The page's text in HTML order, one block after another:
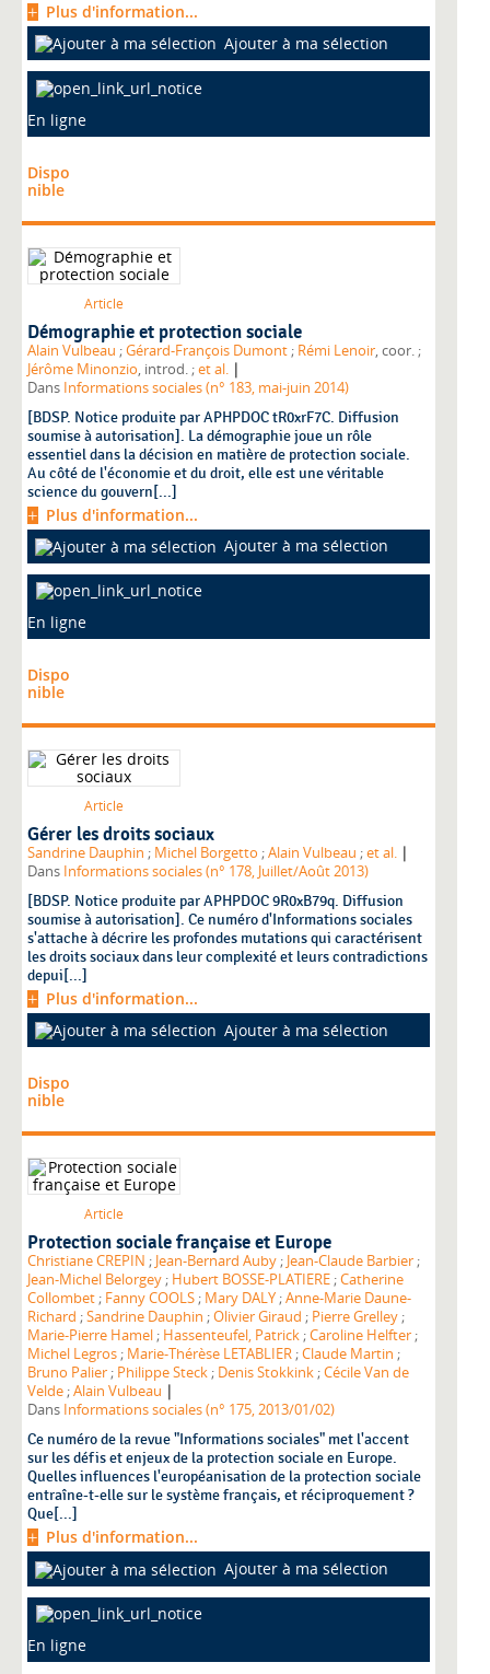
Plus d'information...
Ajouter à ma sélection
En ligne
Dispo
nible
Article
Démographie et protection sociale
Alain Vulbeau ;Gérard-François Dumont ; Rémi Lenoir
, coor. ;
Jérôme Minonzio
, introd. ;et al. |
Dans Informations sociales (n° 183, mai-juin 2014)
[BDSP. Notice produite par APHPDOC tR0xrF7C. Diffusion
soumise à autorisation]. La démographie joue un rôle
essentiel dans la décision en matière de protection sociale.
Au côté de l'économie et du droit, elle est une véritable
science du gouvern[...]
Plus d'information...
Ajouter à ma sélection
En ligne
Dispo
nible
Article
Gérer les droits sociaux
Sandrine Dauphin ; Michel Borgetto ;Alain Vulbeau ;et al. |
Dans Informations sociales (n° 178, Juillet/Août 2013)
[BDSP. Notice produite par APHPDOC 9R0xB79q. Diffusion
soumise à autorisation]. Ce numéro d'Informations sociales
s'attache à décrire les profondes mutations qui caractérisent
les droits sociaux dans leur complexité et leurs contradictions
depui[...]
Plus d'information...
Ajouter à ma sélection
Dispo
nible
Article
Protection sociale française et Europe
Christiane CREPIN ; Jean-Bernard Auby ; Jean-Claude Barbier ;
Jean-Michel Belorgey ; Hubert BOSSE-PLATIERE ;Catherine
Collombet ; Fanny COOLS ; Mary DALY ;Anne-Marie Daune-
Richard ;Sandrine Dauphin ;Olivier Giraud ; Pierre Grelley ;
Marie-Pierre Hamel ; Hassenteufel, Patrick ;Caroline Helfter ;
Michel Legros ; Marie-Thérèse LETABLIER ;Claude Martin ;
Bruno Palier ; Philippe Steck ; Denis Stokkink ;Cécile Van de
Velde ;Alain Vulbeau |
Dans Informations sociales (n° 175, 2013/01/02)
Ce numéro de la revue "Informations sociales" met l'accent
sur les défis et enjeux de la protection sociale en Europe.
Quelles influences l'européanisation de la protection sociale
entraîne-t-elle sur le système français, et réciproquement ?
Que[...]
Plus d'information...
Ajouter à ma sélection
En ligne